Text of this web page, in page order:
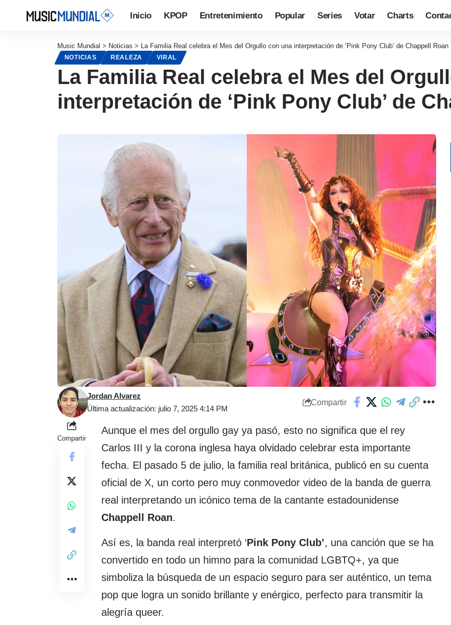
Inicio KPOP Entretenimiento Popular Series Votar Charts
Music Mundial > Noticias > La Familia Real celebra el Mes del Orgullo con una interpretación de ‘Pink Pony Club’ de Chappell Roan
NOTICIAS REALEZA VIRAL
La Familia Real celebra el Mes del
interpretación de ‘Pink Pony Club’ de
Última actualización: julio 7, 2025 4:14 PM
Jordan Alvarez
Compartir
Compartir
Aunque el mes del orgullo gay ya pasó, esto no significa que el rey
Carlos III y la corona inglesa haya olvidado celebrar esta importante
fecha. El pasado 5 de julio, la familia real británica, publicó en su cuenta
oficial de X, un corto pero muy conmovedor video de la banda de guerra
real interpretando un icónico tema de la cantante estadounidense
Chappell Roan.
Así es, la banda real interpretó ‘Pink Pony Club’, una canción que se ha
convertido en todo un himno para la comunidad LGBTQ+, ya que
simboliza la búsqueda de un espacio seguro para ser auténtico, un tema
pop que logra un sonido brillante y enérgico, perfecto para transmitir la
alegría queer.